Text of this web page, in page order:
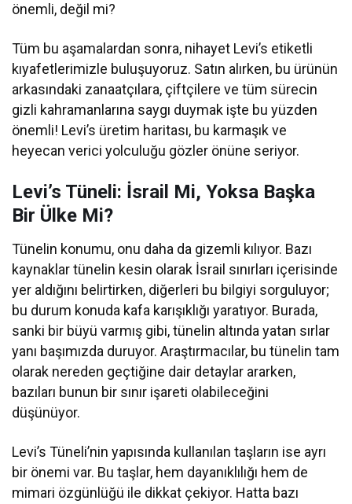
önemli, değil mi?
Tüm bu aşamalardan sonra, nihayet Levi’s etiketli
kıyafetlerimizle buluşuyoruz. Satın alırken, bu ürünün
arkasındaki zanaatçılara, çiftçilere ve tüm sürecin
gizli kahramanlarına saygı duymak işte bu yüzden
önemli! Levi’s üretim haritası, bu karmaşık ve
heyecan verici yolculuğu gözler önüne seriyor.
Levi’s Tüneli: İsrail Mi, Yoksa Başka
Bir Ülke Mi?
Tünelin konumu, onu daha da gizemli kılıyor. Bazı
kaynaklar tünelin kesin olarak İsrail sınırları içerisinde
yer aldığını belirtirken, diğerleri bu bilgiyi sorguluyor;
bu durum konuda kafa karışıklığı yaratıyor. Burada,
sanki bir büyü varmış gibi, tünelin altında yatan sırlar
yanı başımızda duruyor. Araştırmacılar, bu tünelin tam
olarak nereden geçtiğine dair detaylar ararken,
bazıları bunun bir sınır işareti olabileceğini
düşünüyor.
Levi’s Tüneli’nin yapısında kullanılan taşların ise ayrı
bir önemi var. Bu taşlar, hem dayanıklılığı hem de
mimari özgünlüğü ile dikkat çekiyor. Hatta bazı